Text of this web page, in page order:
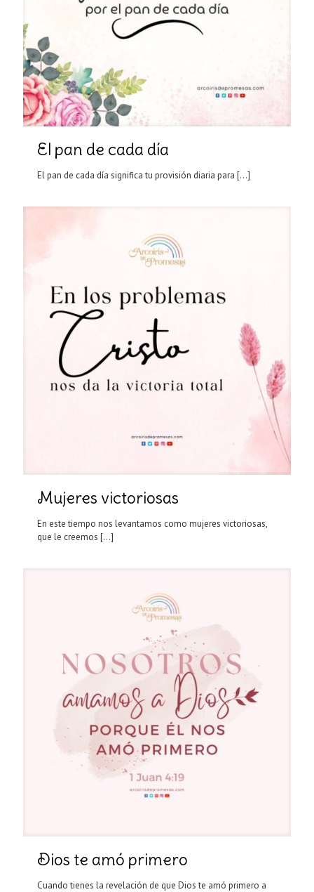
El pan de cada día
El pan de cada día significa tu provisión diaria para […]
Mujeres victoriosas
En este tiempo nos levantamos como mujeres victoriosas,
que le creemos […]
Dios te amó primero
Cuando tienes la revelación de que Dios te amó primero a